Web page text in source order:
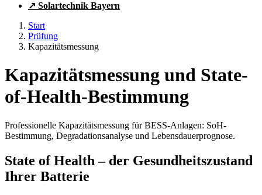
↗ Solartechnik Bayern
Start
Prüfung
Kapazitätsmessung
Kapazitätsmessung und State-
of-Health-Bestimmung
Professionelle Kapazitätsmessung für BESS-Anlagen: SoH-
Bestimmung, Degradationsanalyse und Lebensdauerprognose.
State of Health – der Gesundheitszustand
Ihrer Batterie